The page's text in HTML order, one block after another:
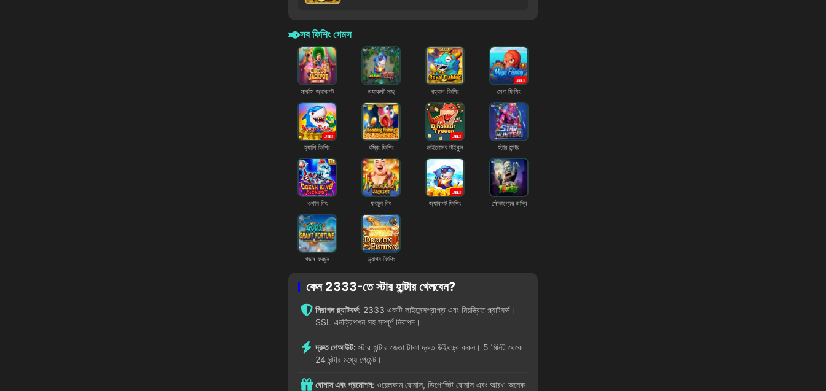
সব ফিশিং গেমস
সার্কাস জ্যাকপট জ্যাকপট মাছ রয়্যাল ফিশিং মেগা ফিশিং
হ্যাপি ফিশিং বম্বিং ফিশিং ডাইনোসর টাইকুন স্টার হান্টার
ওশান কিং ফরচুন কিং জ্যাকপট ফিশিং সৌভাগ্যের জম্বি
গডস ফরচুন ড্রাগন ফিশিং
কেন 2333-তে স্টার হান্টার খেলবেন?
নিরাপদ প্ল্যাটফর্ম: 2333 একটি লাইসেন্সপ্রাপ্ত এবং নিয়ন্ত্রিত প্ল্যাটফর্ম।
SSL এনক্রিপশন সহ সম্পূর্ণ নিরাপদ।
দ্রুত পেআউট: স্টার হান্টার জেতা টাকা দ্রুত উইথড্র করুন। 5 মিনিট থেকে
24 ঘন্টার মধ্যে পেমেন্ট।
বোনাস এবং প্রমোশন: ওয়েলকাম বোনাস, ডিপোজিট বোনাস এবং আরও অনেক